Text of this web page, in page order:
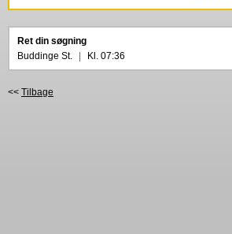
Ret din søgning
Buddinge St.
Kl. 07:36
<< Tilbage